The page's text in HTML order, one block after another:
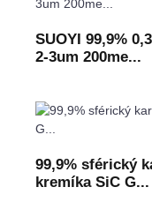
SUOYI 99,9%
2-3um 200me...
99,9% sférický
kremíka SiC G...